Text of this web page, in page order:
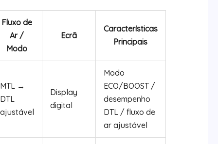
Fluxo de
Ar /
Modo
Ecrã
Características
Principais
MTL →
DTL
ajustável
Display
digital
Modo
ECO/BOOST /
desempenho
DTL / fluxo de
ar ajustável